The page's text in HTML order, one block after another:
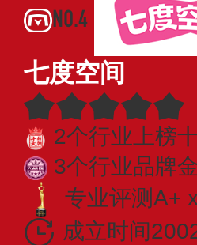
NO.4
七度空间
2个行业上榜
3个行业品牌
专业评测A+
成立时间